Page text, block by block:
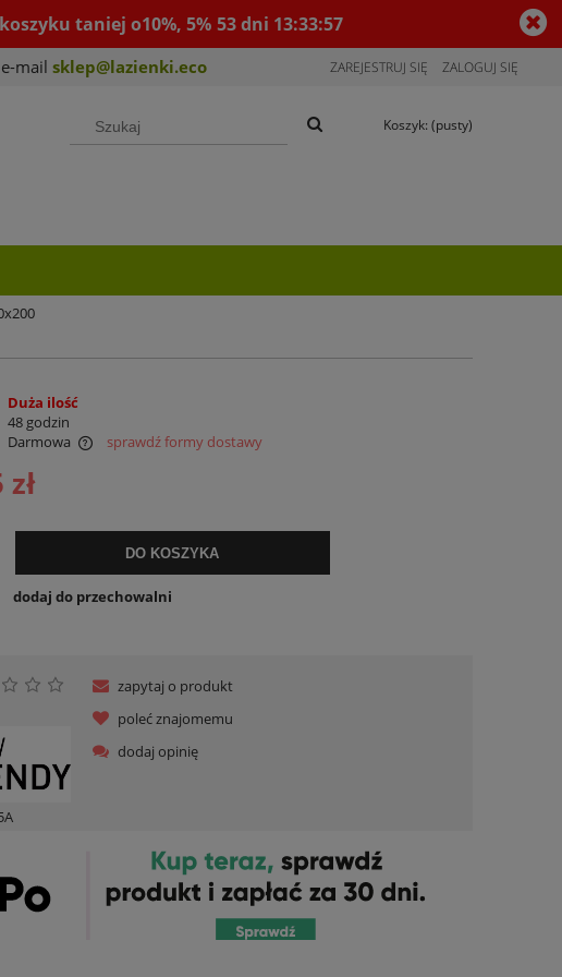
taniej o10%, 5% 53dni 13:33:57
e-mail sklep@lazienki.eco ZAREJESTRUJ SIĘ ZALOGUJ SIĘ
Koszyk: (pusty)
Duża ilość
48 godzin
Darmowa sprawdź formy dostawy
DO KOSZYKA
dodaj do przechowalni
zapytaj o produkt
poleć znajomemu
dodaj opinię